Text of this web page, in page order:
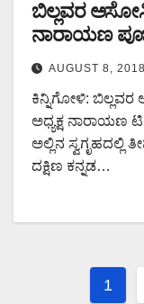
ಬಿಲ್ಲವರ
ನಾರಾಯಣ
AUGUST 8, 2018
ಕಿನ್ನಿಗೋಳಿ: ಬಿಲ್ಲವರ
ಅಧ್ಯಕ್ಷ ನಾರಾಯಣ
ಅಲ್ಲಿನ ಸ್ವಗೃಹದಲ್ಲಿ
ದಕ್ಷಿಣ ಕನ್ನಡ…
1